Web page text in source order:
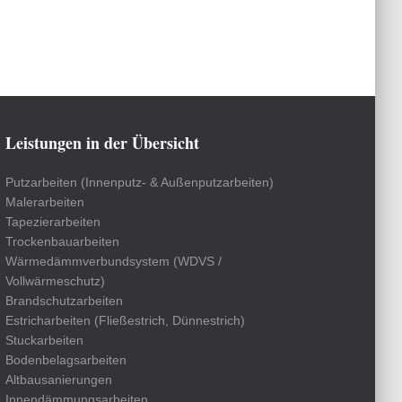
Leistungen in der Übersicht
Putzarbeiten (Innenputz- & Außenputzarbeiten)
Malerarbeiten
Tapezierarbeiten
Trockenbauarbeiten
Wärmedämmverbundsystem (WDVS /
Vollwärmeschutz)
Brandschutzarbeiten
Estricharbeiten (Fließestrich, Dünnestrich)
Stuckarbeiten
Bodenbelagsarbeiten
Altbausanierungen